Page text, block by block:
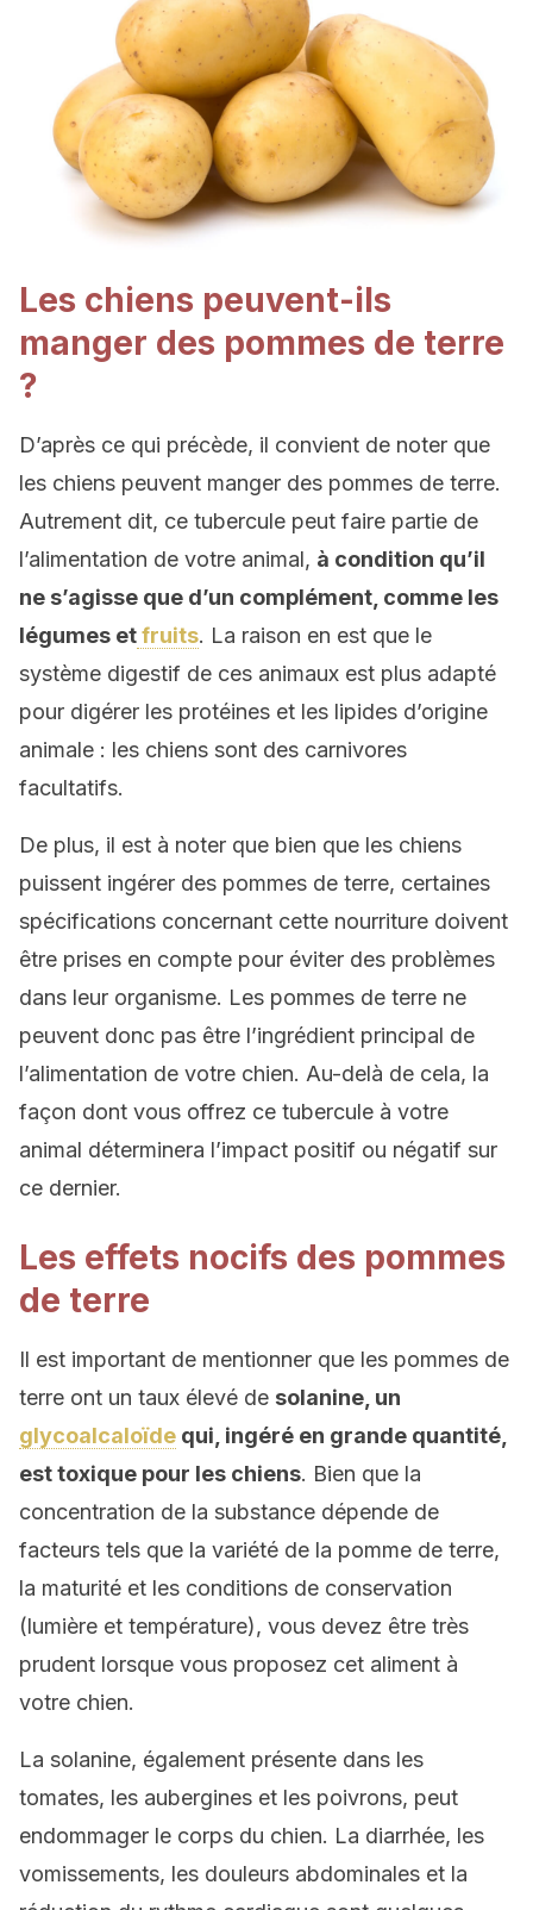
Les chiens peuvent-ils
manger des pommes de terre
?
D’après ce qui précède, il convient de noter que
les chiens peuvent manger des pommes de terre.
Autrement dit, ce tubercule peut faire partie de
l’alimentation de votre animal, à condition qu’il
ne s’agisse que d’un complément, comme les
légumes etfruits. La raison en est que le
système digestif de ces animaux est plus adapté
pour digérer les protéines et les lipides d’origine
animale : les chiens sont des carnivores
facultatifs.
De plus, il est à noter que bien que les chiens
puissent ingérer des pommes de terre, certaines
spécifications concernant cette nourriture doivent
être prises en compte pour éviter des problèmes
dans leur organisme. Les pommes de terre ne
peuvent donc pas être l’ingrédient principal de
l’alimentation de votre chien. Au-delà de cela, la
façon dont vous offrez ce tubercule à votre
animal déterminera l’impact positif ou négatif sur
ce dernier.
Les effets nocifs des pommes
de terre
Il est important de mentionner que les pommes de
terre ont un taux élevé de solanine, un
glycoalcaloïde qui, ingéré en grande quantité,
est toxique pour les chiens. Bien que la
concentration de la substance dépende de
facteurs tels que la variété de la pomme de terre,
la maturité et les conditions de conservation
(lumière et température), vous devez être très
prudent lorsque vous proposez cet aliment à
votre chien.
La solanine, également présente dans les
tomates, les aubergines et les poivrons, peut
endommager le corps du chien. La diarrhée, les
vomissements, les douleurs abdominales et la